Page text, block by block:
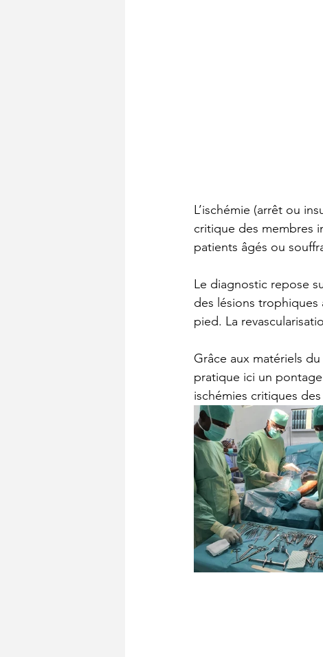
L’ischémie (arrêt ou
critique des membres
patients âgés ou
Le diagnostic repose
des lésions trophiques
pied. La
Grâce aux matériels
pratique ici un
ischémies critiques